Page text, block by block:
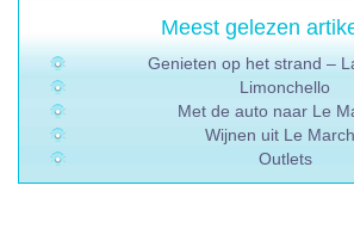
Meest gelezen
Genieten op het strand –
Limonchello
Met de auto naar Le
Wijnen uit Le
Outlets